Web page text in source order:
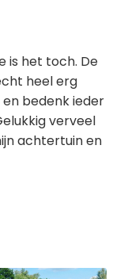
is het toch. De
heel erg
bedenk ieder
verveel
achtertuin en